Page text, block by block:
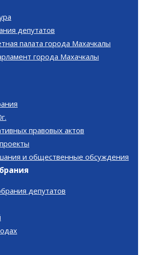
депутатов
палата города Махачкалы
города Махачкалы
правовых актов
и общественные обсуждения
депутатов